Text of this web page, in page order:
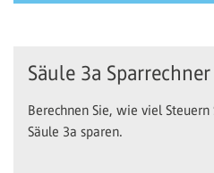
Säule 3a Sparrechner
Berechnen Sie, wie viel
Säule 3a sparen.